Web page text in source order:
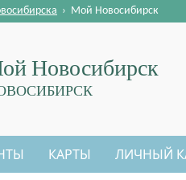
Новосибирск
› Мой Новосибирск
КАРТЫ ЛИЧНЫЙ